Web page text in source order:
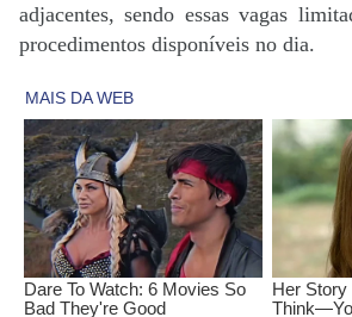
adjacentes, sendo essas vagas
procedimentos disponíveis no dia.